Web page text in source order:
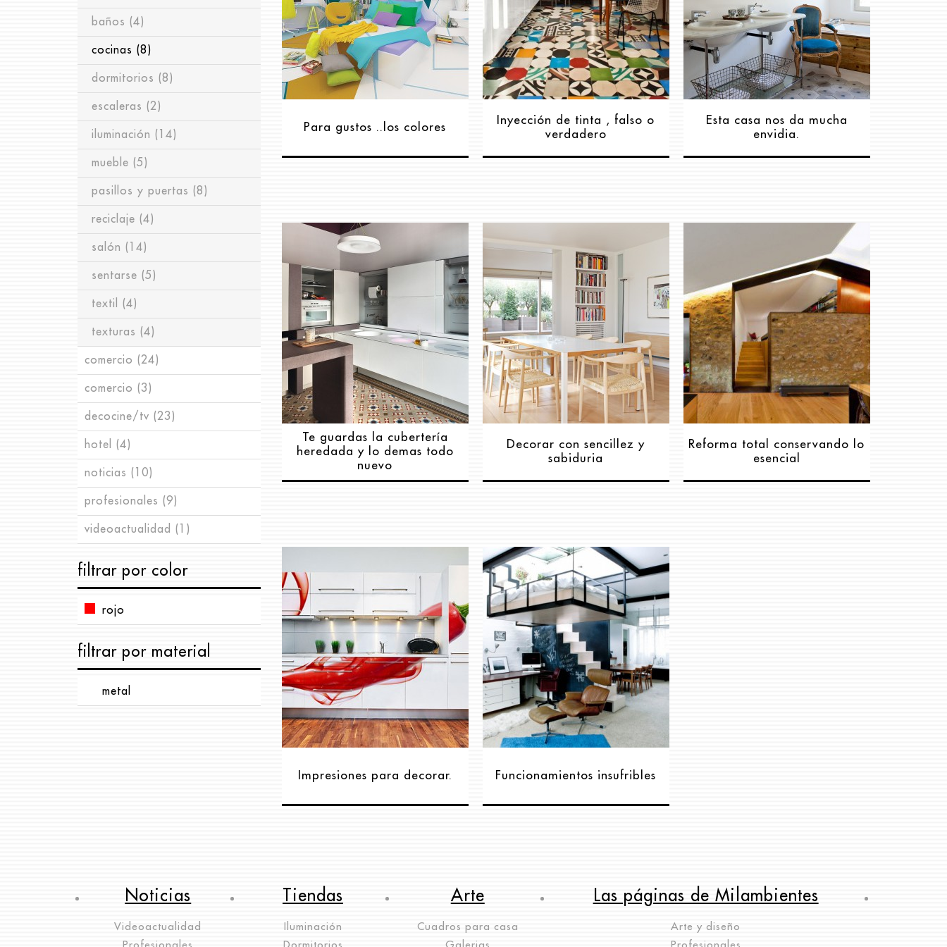
regalos(1)
tapicería(2)
baños (4)
cocinas (8)
dormitorios (8)
escaleras (2)
iluminación (14)
mueble (5)
pasillos y puertas (8)
reciclaje (4)
salón (14)
sentarse (5)
textil (4)
texturas (4)
comercio (24)
escaparatismo
espacios(17)
iluminación
imagen corporativa
mobiliario(7)
comercio (3)
decocine/tv (23)
cosas para rodar
eventos (4)
fiestas(4)
seriestv(9)
hotel (4)
noticias (10)
exposiciones(7)
profesionales (9)
videoactualidad (1)
filtrar por color
rojo
filtrar por material
metal
Para gustos ..los colores
Inyección de tinta , falso o
verdadero
Esta casa nos da mucha
envidia.
Te guardas la cubertería
heredada y lo demas todo
nuevo
Decorar con sencillez y
sabiduria
Reforma total conservando lo
esencial
Impresiones para decorar. Funcionamientos insufribles
Noticias
Videoactualidad
Tiendas
Iluminación
Arte
Cuadros para casa
Las páginas de Milambientes
Arte y diseño